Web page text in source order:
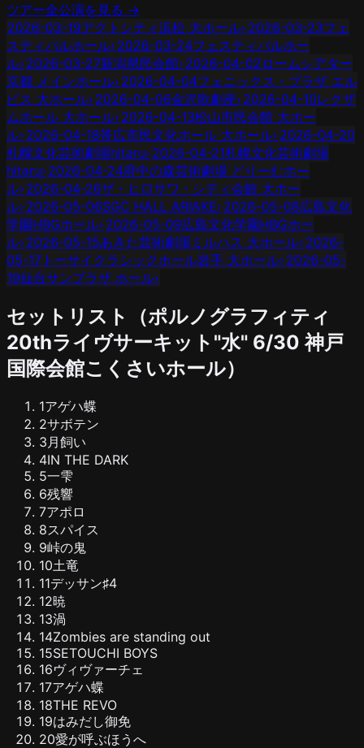
ツアー全公演を見る →
2026-03-19アクトシティ浜松 大ホール› 2026-03-23フェ
スティバルホール› 2026-03-24フェスティバルホー
ル› 2026-03-27新潟県民会館› 2026-04-02 ロームシアター
京都 メインホール› 2026-04-04フェニックス・プラザ エル
ピス 大ホール› 2026-04-06金沢歌劇座› 2026-04-10レクザ
ムホール 大ホール› 2026-04-13松山市民会館 大ホー
ル› 2026-04-18帯広市民文化ホール 大ホール› 2026-04-20
札幌文化芸術劇場hitaru› 2026-04-21札幌文化芸術劇場
hitaru› 2026-04-24府中の森芸術劇場 どりーむホー
ル› 2026-04-26ザ・ヒロサワ・シティ会館 大ホー
ル› 2026-05-06SGC HALL ARIAKE› 2026-05-08広島文化
学園HBGホール› 2026-05-09広島文化学園HBGホー
ル› 2026-05-15あきた芸術劇場ミルハス 大ホール› 2026-
05-17 トーサイクラシックホール岩手 大ホール› 2026-05-
19仙台サンプラザ ホール›
セットリスト（ポルノグラフィティ
20thライヴサーキット"水" 6/30 神戸
国際会館こくさいホール）
1アゲハ蝶
2サボテン
3 月飼い
4IN THE DARK
5一雫
6残響
7アポロ
8スパイス
9峠の鬼
10土竜
11デッサン♯4
12暁
13渦
14Zombies are standing out
15SETOUCHI BOYS
16ヴィヴァーチェ
17アゲハ蝶
18THE REVO
19はみだし御免
20愛が呼ぶほうへ